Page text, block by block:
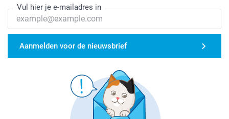
Vul hier je e-mailadres in
Aanmelden voor de nieuwsbrief